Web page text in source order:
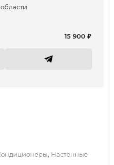
15 900 ₽
, Настенные